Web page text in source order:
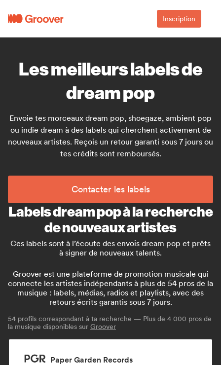
Inscription
Les meilleurs labels de
dream pop
Envoie tes morceaux dream pop, shoegaze, ambient pop
ou indie dream à des labels qui cherchent activement de
nouveaux artistes. Reçois un retour garanti sous 7 jours ou
tes crédits sont remboursés.
Contacter les labels
Labels dream pop à la recherche
de nouveaux artistes
Ces labels sont à l’écoute des envois dream pop et prêts
à signer de nouveaux talents.
Groover est une plateforme de promotion musicale qui
connecte les artistes indépendants à plus de 54 pros de la
musique : labels, médias, radios et playlists, avec des
retours écrits garantis sous 7 jours.
54 profils correspondant à ta recherche — Plus de 4 000 pros de
la musique disponibles sur Groover
Paper Garden Records